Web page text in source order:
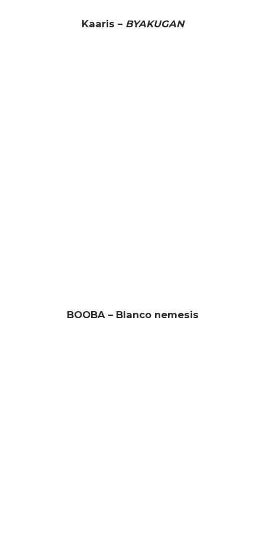
Kaaris – BYAKUGAN
BOOBA – Blanco nemesis